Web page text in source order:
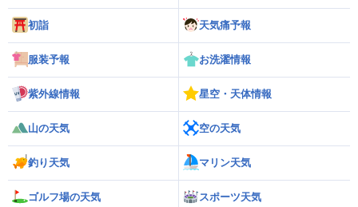
初詣 天気痛予報
服装予報 お洗濯情報
紫外線情報 星空・天体情報
山の天気 空の天気
釣り天気 マリン天気
ゴルフ場の天気 スポーツ天気